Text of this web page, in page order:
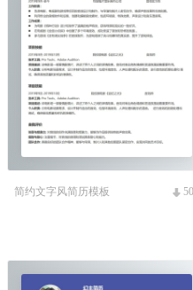
简约文字风简历模板